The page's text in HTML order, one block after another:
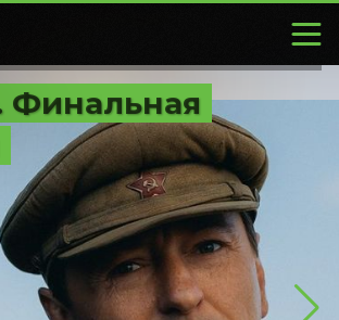
Финальная